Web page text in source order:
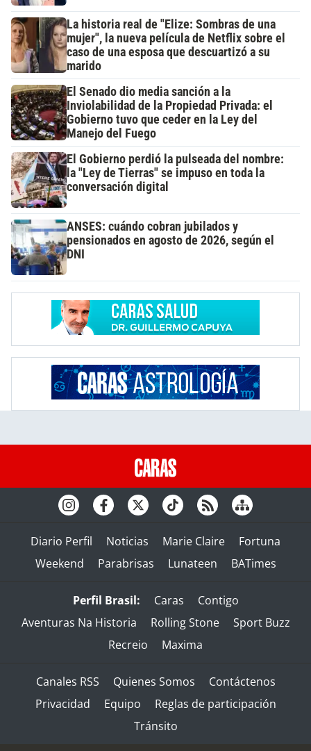
La historia real de "Elize: Sombras de una
mujer", la nueva película de Netflix sobre el
caso de una esposa que descuartizó a su
marido
El Senado dio media sanción a la
Inviolabilidad de la Propiedad Privada: el
Gobierno tuvo que ceder en la Ley del
Manejo del Fuego
El Gobierno perdió la pulseada del nombre:
la "Ley de Tierras" se impuso en toda la
conversación digital
ANSES: cuándo cobran jubilados y
pensionados en agosto de 2026, según el
DNI
Diario Perfil Noticias Marie Claire
Fortuna
Weekend
Parabrisas Lunateen BATimes
Perfil Brasil: Caras
Contigo
Aventuras Na Historia
Rolling Stone
Sport Buzz
Recreio
Maxima
Canales RSS Quienes Somos
Contáctenos
Privacidad
Equipo
Reglas de participación
Tránsito